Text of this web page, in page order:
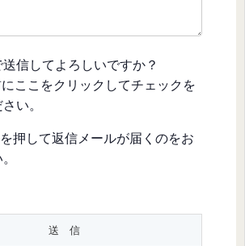
送信してよろしいですか？
ここをクリックしてチェックを
い。
押して返信メールが届くのをお